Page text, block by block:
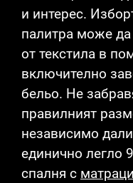
и интерес.
палитра може
от текстила в
включително
бельо. Не
правилният
независимо
единично легло
спалня с